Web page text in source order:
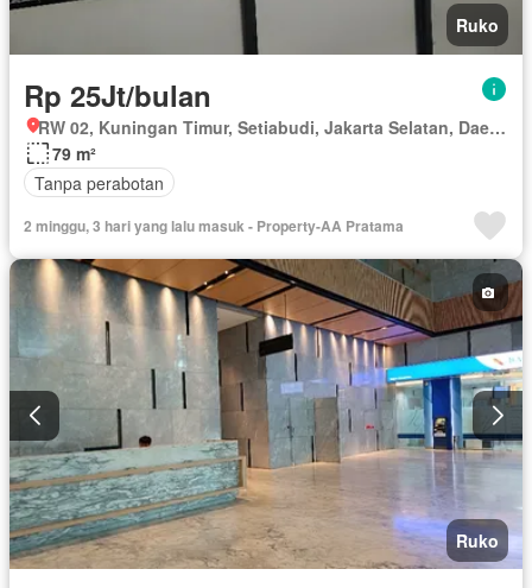
Ruko
Rp 25Jt/bulan
RW 02, Kuningan Timur, Setiabudi, Jakarta Selatan, Daerah Khusus Ibukota Jakarta
79 m²
Tanpa perabotan
2 minggu, 3 hari yang lalu masuk - Property-AA Pratama
Ruko